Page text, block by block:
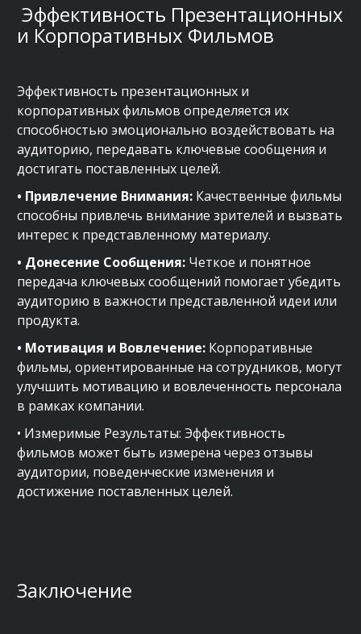
Эффективность Презентационных
и Корпоративных Фильмов
Эффективность презентационных и
корпоративных фильмов определяется их
способностью эмоционально воздействовать на
аудиторию, передавать ключевые сообщения и
достигать поставленных целей.
• Привлечение Внимания: Качественные фильмы
способны привлечь внимание зрителей и вызвать
интерес к представленному материалу.
• Донесение Сообщения: Четкое и понятное
передача ключевых сообщений помогает убедить
аудиторию в важности представленной идеи или
продукта.
• Мотивация и Вовлечение: Корпоративные
фильмы, ориентированные на сотрудников, могут
улучшить мотивацию и вовлеченность персонала
в рамках компании.
• Измеримые Результаты: Эффективность
фильмов может быть измерена через отзывы
аудитории, поведенческие изменения и
достижение поставленных целей.
Заключение